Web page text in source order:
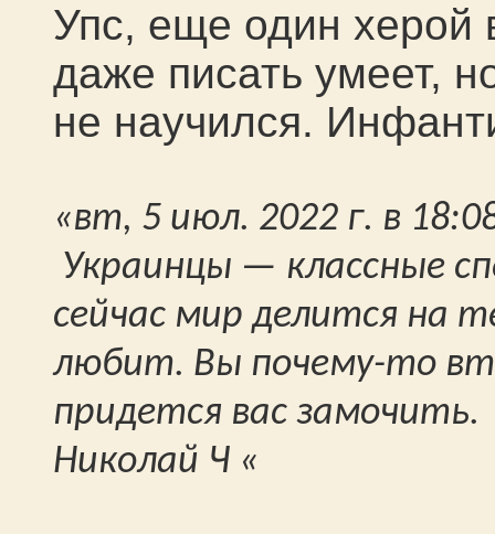
Упс, еще один херой
даже писать умеет,
не научился.
«вт, 5 июл. 2022 г. в
Украинцы — классные
сейчас мир делится на
любит. Вы почему-то
придется вас замочить.
Николай Ч «